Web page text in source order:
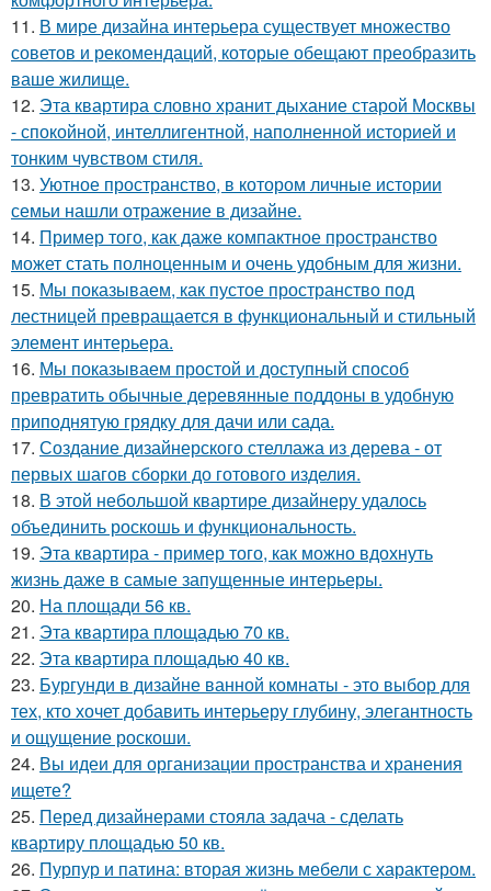
11. В мире дизайна интерьера существует множество
советов и рекомендаций, которые обещают преобразить
ваше жилище.
12. Эта квартира словно хранит дыхание старой Москвы
- спокойной, интеллигентной, наполненной историей и
тонким чувством стиля.
13. Уютное пространство, в котором личные истории
семьи нашли отражение в дизайне.
14. Пример того, как даже компактное пространство
может стать полноценным и очень удобным для жизни.
15. Мы показываем, как пустое пространство под
лестницей превращается в функциональный и стильный
элемент интерьера.
16. Мы показываем простой и доступный способ
превратить обычные деревянные поддоны в удобную
приподнятую грядку для дачи или сада.
17. Создание дизайнерского стеллажа из дерева - от
первых шагов сборки до готового изделия.
18. В этой небольшой квартире дизайнеру удалось
объединить роскошь и функциональность.
19. Эта квартира - пример того, как можно вдохнуть
жизнь даже в самые запущенные интерьеры.
20. На площади 56 кв.
21. Эта квартира площадью 70 кв.
22. Эта квартира площадью 40 кв.
23. Бургунди в дизайне ванной комнаты - это выбор для
тех, кто хочет добавить интерьеру глубину, элегантность
и ощущение роскоши.
24. Вы идеи для организации пространства и хранения
ищете?
25. Перед дизайнерами стояла задача - сделать
квартиру площадью 50 кв.
26. Пурпур и патина: вторая жизнь мебели с характером.